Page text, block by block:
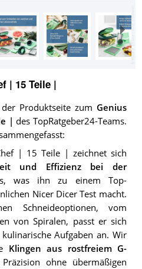
| 15 Teile |
Produktseite zum Genius
|
des TopRatgeber24-Teams.
| 15 Teile | zeichnet sich
und Effizienz bei der
was ihn zu einem Top-
Nicer Dicer Test macht.
Schneideoptionen, vom
von Spiralen, passt er sich
Aufgaben an. Wir
Klingen aus rostfreiem G-
ohne übermäßigen